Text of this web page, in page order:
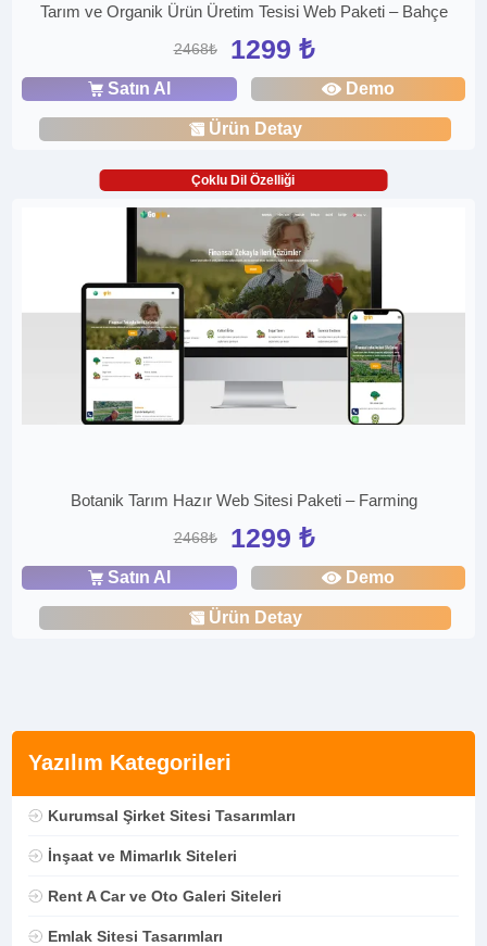
Yazılım Kategorileri
Kurumsal Şirket Sitesi Tasarımları
İnşaat ve Mimarlık Siteleri
Rent A Car ve Oto Galeri Siteleri
Emlak Sitesi Tasarımları
Tarım ve Organik Ürün Üretim Tesisi Web Paketi – Bahçe
2468₺ 1299 ₺
Satın Al Demo
Ürün Detay
Çoklu Dil Özelliği
Botanik Tarım Hazır Web Sitesi Paketi – Farming
2468₺ 1299 ₺
Satın Al Demo
Ürün Detay